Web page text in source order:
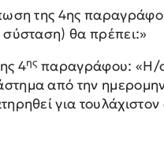
της 4ης
θα πρέπει:»
4ης παραγράφου: «Η/
από την
για